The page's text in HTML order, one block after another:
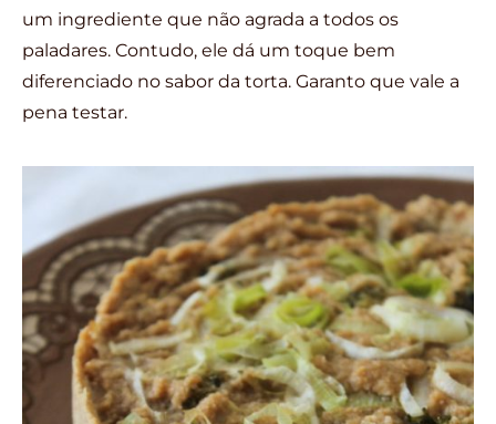
um ingrediente que não agrada a todos os
paladares. Contudo, ele dá um toque bem
diferenciado no sabor da torta. Garanto que vale a
pena testar.